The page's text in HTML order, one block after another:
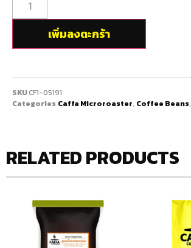
เพิ่มลงตะกร้า
SKUCF1-05191
Categories Caffa Microroaster, Coffee Beans,
RELATED PRODUCTS